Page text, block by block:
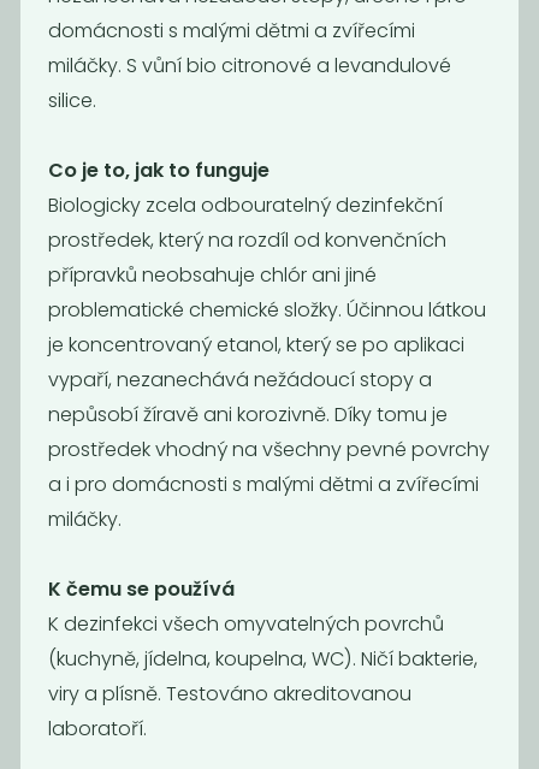
129Kč / Kg 129Kč/ Kg
Gel na nádobí
Tierra Verde
189
Oplach do
myčky -
Leštidlo
189 / Kg
domácnosti s malými dětmi a zvířecími
miláčky. S vůní bio citronové a levandulové
silice.
Co je to, jak to funguje
Biologicky zcela odbouratelný dezinfekční
prostředek, který na rozdíl od konvenčních
přípravků neobsahuje chlór ani jiné
problematické chemické složky. Účinnou látkou
je koncentrovaný etanol, který se po aplikaci
vypaří, nezanechává nežádoucí stopy a
nepůsobí žíravě ani korozivně. Díky tomu je
prostředek vhodný na všechny pevné povrchy
a i pro domácnosti s malými dětmi a zvířecími
miláčky.
K čemu se používá
K dezinfekci všech omyvatelných povrchů
(kuchyně, jídelna, koupelna, WC). Ničí bakterie,
viry a plísně. Testováno akreditovanou
laboratoří.